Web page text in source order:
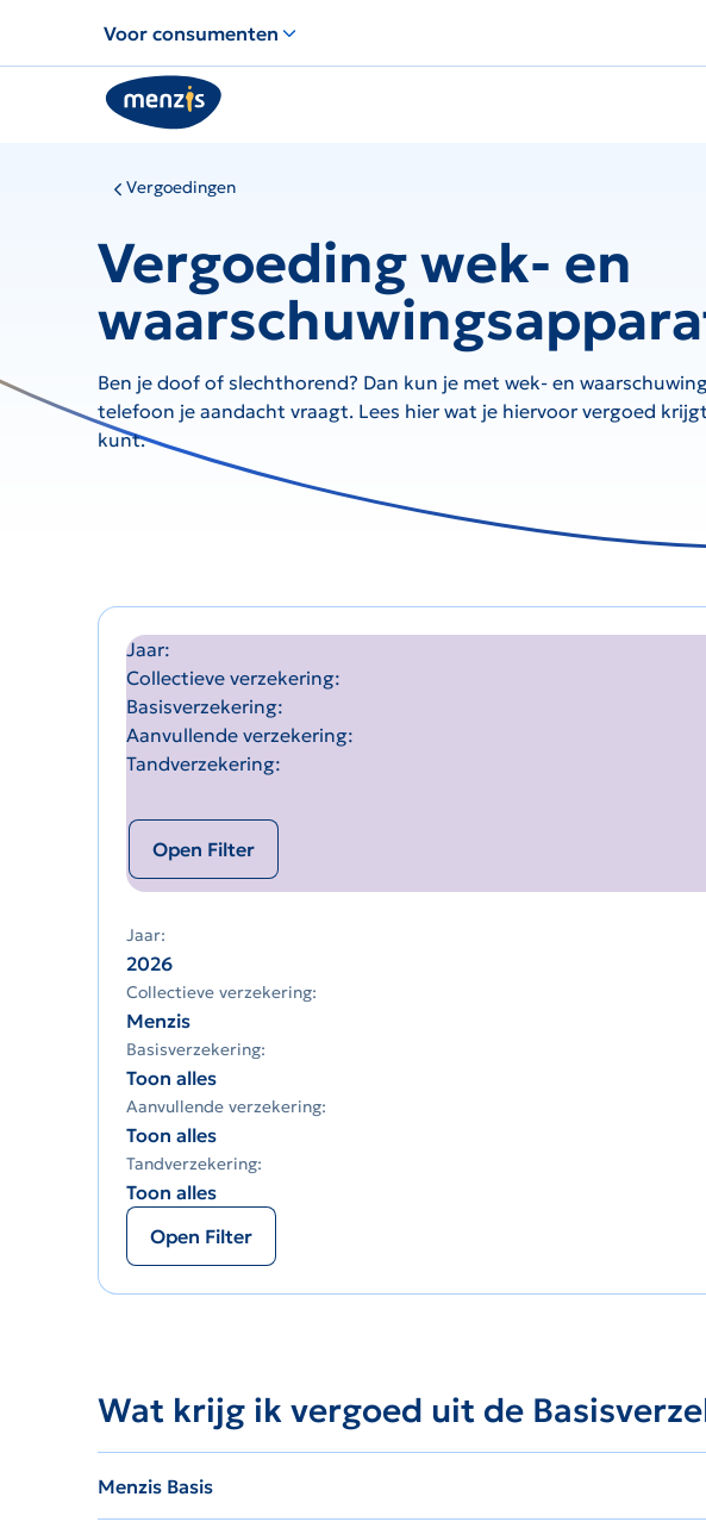
voor
snelle
navigatie
Voor consumenten
Vergoedingen
Vergoeding wek- en
Ben je doof of slechthorend? Dan kun je met wek- en
telefoon je aandacht vraagt. Lees hier wat je hiervoor vergoed
kunt.
Jaar
Collectieve verzekering
Basisverzekering
Aanvullende verzekering
Tandverzekering
Open Filter
Jaar:
2026
Collectieve verzekering:
Menzis
Basisverzekering:
Toon alles
Aanvullende verzekering:
Toon alles
Tandverzekering:
Toon alles
Open Filter
Wat krijg ik vergoed uit de
Menzis Basis